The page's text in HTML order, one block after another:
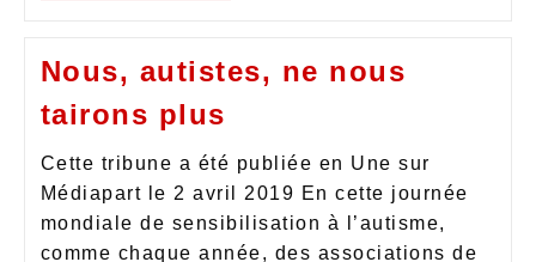
Nous, autistes, ne nous
tairons plus
Cette tribune a été publiée en Une sur
Médiapart le 2 avril 2019 En cette journée
mondiale de sensibilisation à l’autisme,
comme chaque année, des associations de